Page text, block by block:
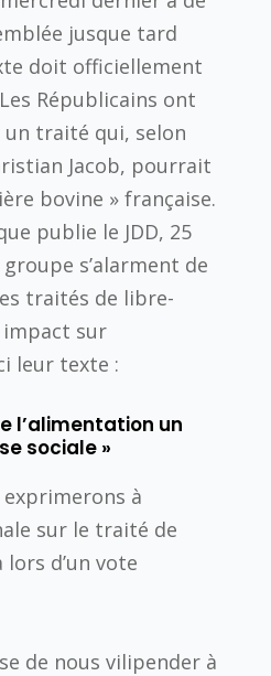
jusque tard
doit officiellement
Républicains ont
traité qui, selon
Jacob, pourrait
bovine » française.
publie le JDD, 25
s’alarment de
traités de libre-
impact sur
leur texte :
l’alimentation un
sociale »
à
sur le traité de
d’un vote
de nous vilipender à